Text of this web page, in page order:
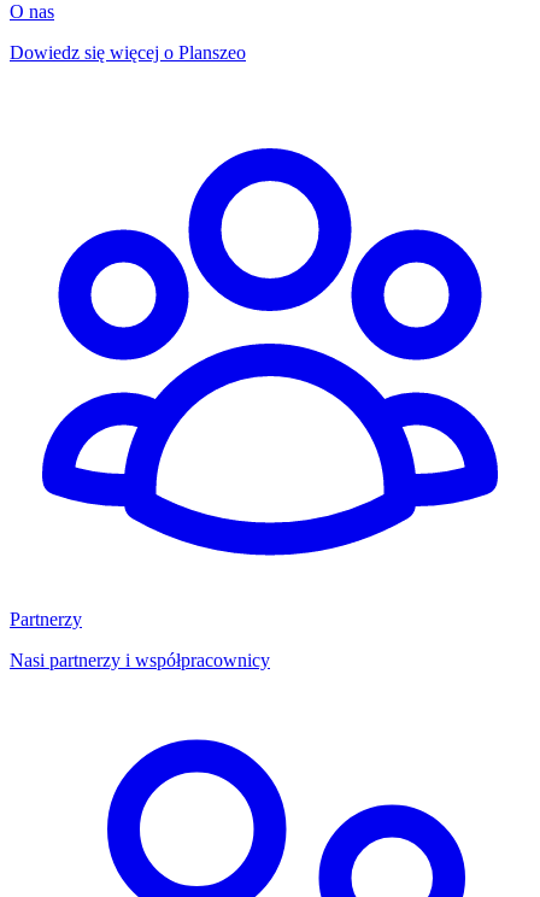
O nas
Dowiedz się więcej o Planszeo
Partnerzy
Nasi partnerzy i współpracownicy